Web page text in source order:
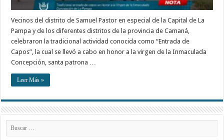
Vecinos del distrito de Samuel Pastor en especial de la Capital de La
Pampa y de los diferentes distritos de la provincia de Camaná,
celebraron la tradicional actividad conocida como “Entrada de
Capos”, la cual se llevó a cabo en honor a la virgen de la Inmaculada
Concepción, santa patrona …
Leer Más »